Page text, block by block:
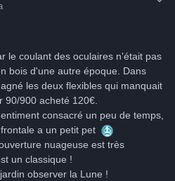
le coulant des oculaires n'était pas
bois d'une autre époque. Dans
les deux flexibles qui manquait
90/900 acheté 120€.
consacré un peu de temps,
a un petit pet
nuageuse est très
un classique !
observer la Lune !